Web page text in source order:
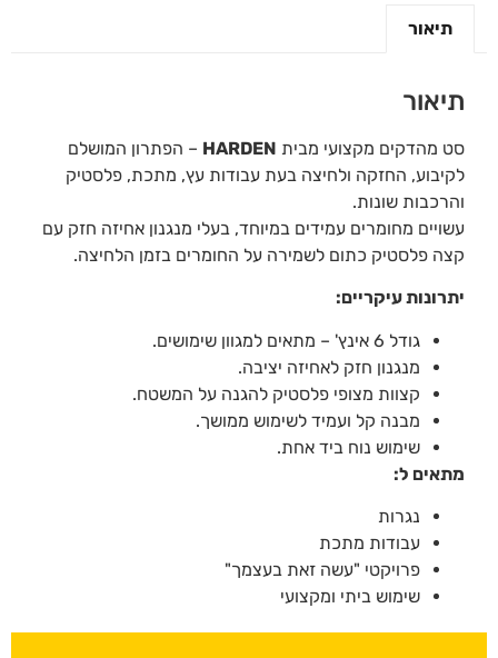
תיאור
תיאור
סט מהדקים מקצועי מבית HARDEN – הפתרון המושלם
לקיבוע, החזקה ולחיצה בעת עבודות עץ, מתכת, פלסטיק
והרכבות שונות.
עשויים מחומרים עמידים במיוחד, בעלי מנגנון אחיזה חזק עם
קצה פלסטיק כתום לשמירה על החומרים בזמן הלחיצה.
יתרונות עיקריים:
גודל 6 אינץ' – מתאים למגוון שימושים.
מנגנון חזק לאחיזה יציבה.
קצוות מצופי פלסטיק להגנה על המשטח.
מבנה קל ועמיד לשימוש ממושך.
שימוש נוח ביד אחת.
מתאים ל:
נגרות
עבודות מתכת
פרויקטי "עשה זאת בעצמך"
שימוש ביתי ומקצועי